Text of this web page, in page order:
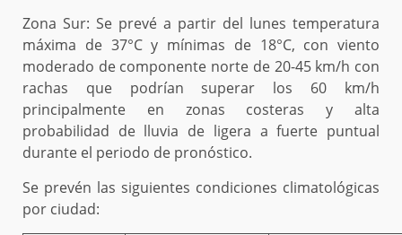
Zona Sur: Se prevé a partir del lunes temperatura
máxima de 37°C y mínimas de 18°C, con viento
moderado de componente norte de 20-45 km/h con
rachas que podrían superar los 60 km/h
principalmente en zonas costeras y alta
probabilidad de lluvia de ligera a fuerte puntual
durante el periodo de pronóstico.
Se prevén las siguientes condiciones climatológicas
por ciudad: